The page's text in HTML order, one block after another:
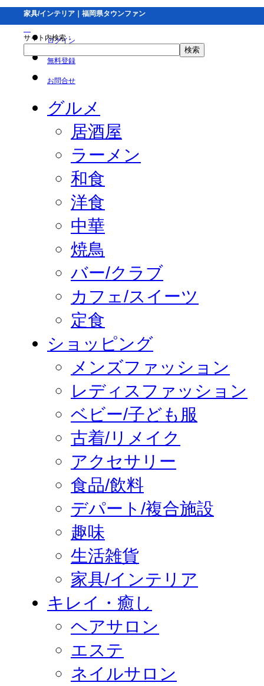
家具/インテリア｜福岡県タウンファン
ログイン
無料登録
お問合せ
サイト内検索：
グルメ
居酒屋
ラーメン
和食
洋食
中華
焼鳥
バー/クラブ
カフェ/スイーツ
定食
ショッピング
メンズファッション
レディスファッション
ベビー/子ども服
古着/リメイク
アクセサリー
食品/飲料
デパート/複合施設
趣味
生活雑貨
家具/インテリア
キレイ・癒し
ヘアサロン
エステ
ネイルサロン